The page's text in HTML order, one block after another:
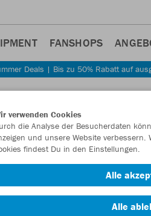
FANSHOPS
Deals | Bis zu 50% Rabatt auf
verwenden Cookies
die Analyse der Besucherdaten
und unsere Website verbessern.
findest Du in den Einstellungen.
Alle
Alle